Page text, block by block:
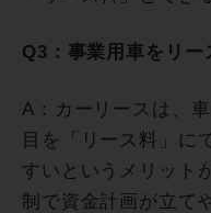
Q3：事業用車をリー
A：カーリースは、
目を「リース料」に
すいというメリット
制で資金計画が立て